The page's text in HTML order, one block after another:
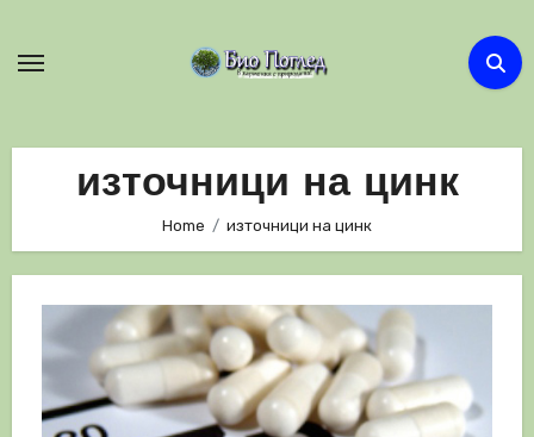
източници на цинк
Home източници на цинк